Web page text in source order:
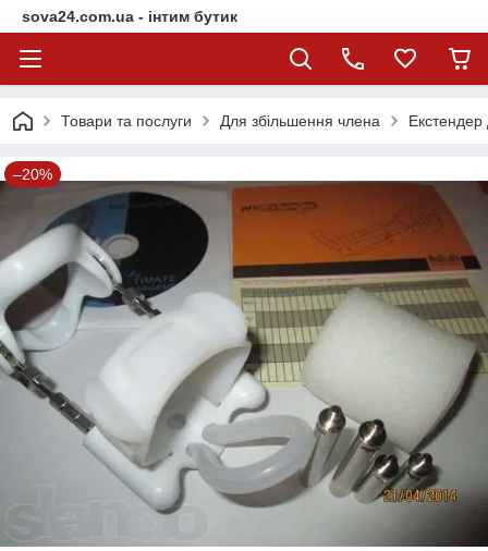
sova24.com.ua - інтим бутик
Товари та послуги Для збільшення члена
–20%